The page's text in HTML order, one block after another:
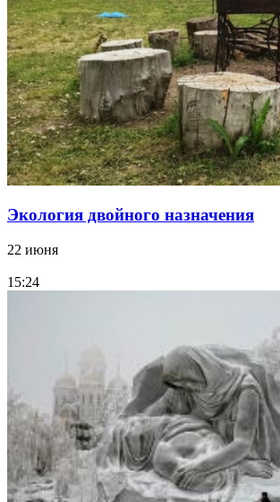
Экология двойного назначения
22 июня
15:24